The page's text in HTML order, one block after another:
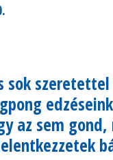
sok
az sem